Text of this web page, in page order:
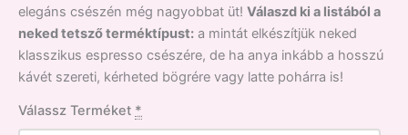
elegáns csészén még nagyobbat üt! Válaszd ki a listából a
neked tetsző terméktípust: a mintát elkészítjük neked
klasszikus espresso csészére, de ha anya inkább a hosszú
kávét szereti, kérheted bögrére vagy latte pohárra is!
Válassz Terméket *